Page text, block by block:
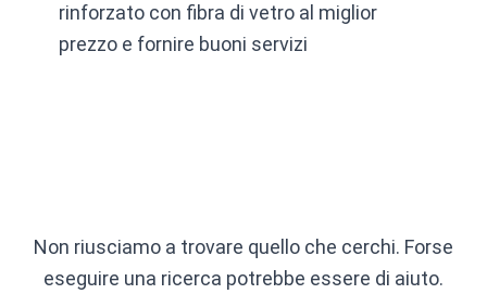
rinforzato con fibra di vetro al miglior
prezzo e fornire buoni servizi
Non riusciamo a trovare quello che cerchi. Forse
eseguire una ricerca potrebbe essere di aiuto.